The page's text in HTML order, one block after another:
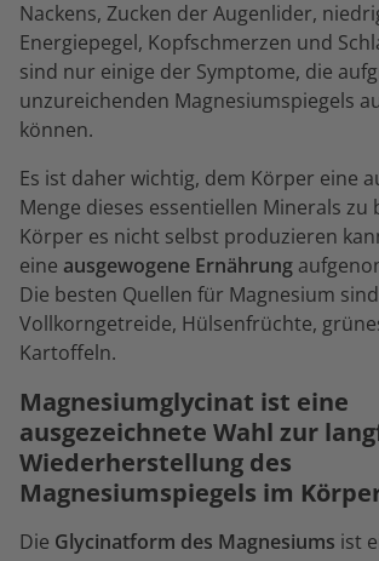
Nackens, Zucken der Augenlider,
Energiepegel, Kopfschmerzen und
sind nur einige der Symptome, die
unzureichenden Magnesiumspiegels
können.
Es ist daher wichtig, dem Körper eine
Menge dieses essentiellen Minerals zu
Körper es nicht selbst produzieren
eine ausgewogene Ernährung
Die besten Quellen für Magnesium
Vollkorngetreide, Hülsenfrüchte,
Kartoffeln.
Magnesiumglycinat ist eine
ausgezeichnete Wahl zur
Wiederherstellung des
Magnesiumspiegels im
Die Glycinatform des Magnesiums ist